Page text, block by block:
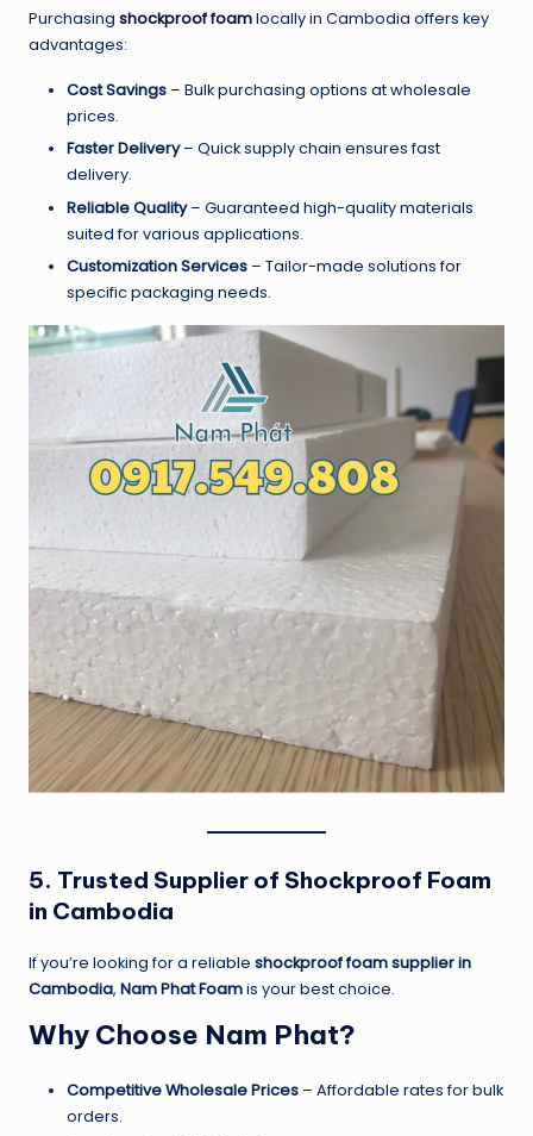
Purchasing shockproof foamlocally in Cambodia offers key
advantages:
Cost Savings – Bulk purchasing options at wholesale
prices.
Faster Delivery– Quick supply chain ensures fast
delivery.
Reliable Quality– Guaranteed high-quality materials
suited for various applications.
Customization Services – Tailor-made solutions for
specific packaging needs.
5. Trusted Supplier of Shockproof Foam
in Cambodia
If you’re looking for a reliable shockproof foam supplier in
Cambodia, Nam Phat Foamis your best choice.
Why Choose Nam Phat?
Competitive Wholesale Prices – Affordable rates for bulk
orders.